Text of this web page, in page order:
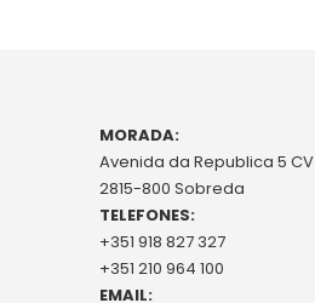
MORADA:
Avenida da Republica 5 CV
2815-800 Sobreda
TELEFONES:
+351 918 827 327
+351 210 964 100
EMAIL: